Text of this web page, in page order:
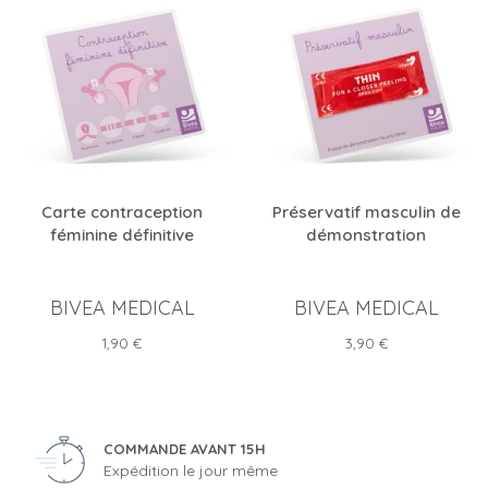
Carte contraception
féminine définitive
BIVEA MEDICAL
Prix
1,90 €
Préservatif masculin de
démonstration
BIVEA MEDICAL
Prix
3,90 €
COMMANDE AVANT 15H
Expédition le jour même